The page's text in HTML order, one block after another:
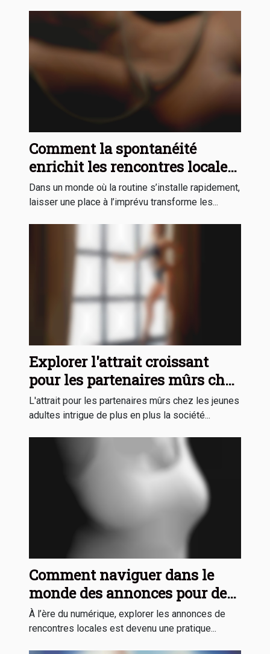
Comment la spontanéité
enrichit les rencontres locales
?
Dans un monde où la routine s’installe rapidement,
laisser une place à l’imprévu transforme les...
Explorer l'attrait croissant
pour les partenaires mûrs chez
les jeunes adultes
L'attrait pour les partenaires mûrs chez les jeunes
adultes intrigue de plus en plus la société...
Comment naviguer dans le
monde des annonces pour des
rencontres locales ?
À l’ère du numérique, explorer les annonces de
rencontres locales est devenu une pratique...